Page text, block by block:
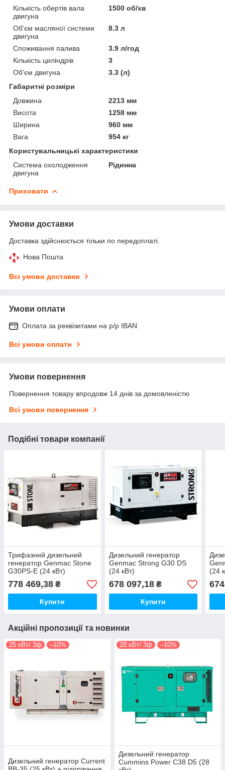
Кількість обертів вала
двигуна
1500 об/хв
Об'єм масляної системи
двигуна
8.3 л
Споживання палива
3.9 л/год
Кількість циліндрів
3
Об'єм двигуна
3.3 (л)
Габаритні розміри
Довжина
2213 мм
Висота
1258 мм
Ширина
960 мм
Вага
954 кг
Користувальницькі характеристики
Система охолодження
двигуна
Рідинна
Приховати
Умови доставки
Доставка здійснюється тільки по передоплаті.
Нова Пошта
Всі умови доставки
Умови оплати
Оплата за реквізитами на р/р IBAN
Всі умови оплати
Умови повернення
Повернення товару впродовж 14 днів за домовленістю
Всі умови повернення
Подібні товари компанії
Трифазний дизельний
генератор Genmac Stone
G30PS-E (24 кВт)
778 469,38 ₴
Купити
Дизельний генератор
Genmac Strong G30 DS
(24 кВт)
678 097,18₴
Купити
(24
Акційні пропозиції та новинки
25 кВт/ 3ф –10%
Дизельний генератор Current
28 кВт/ 3ф –10%
Дизельний генератор
Cummins Power C38 D5 (28